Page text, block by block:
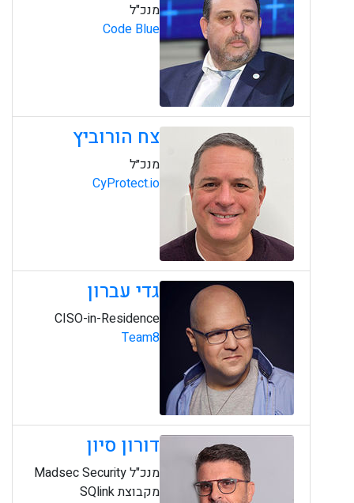
מנכ"ל
Code Blue
צח הורוביץ
מנכ״ל
CyProtect.io
גדי עברון
CISO-in-Residence
Team8
דורון סיון
מנכ"ל Madsec Security
מקבוצת SQlink